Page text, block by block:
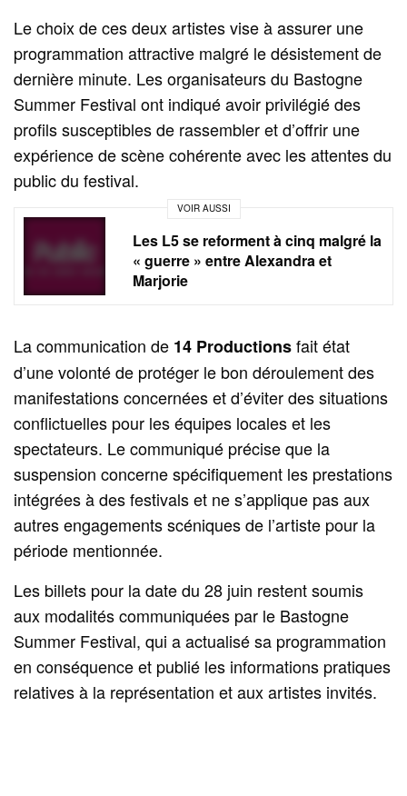
Le choix de ces deux artistes vise à assurer une
programmation attractive malgré le désistement de
dernière minute. Les organisateurs du Bastogne
Summer Festival ont indiqué avoir privilégié des
profils susceptibles de rassembler et d’offrir une
expérience de scène cohérente avec les attentes du
public du festival.
VOIR AUSSI
Les L5 se reforment à cinq malgré la
« guerre » entre Alexandra et
Marjorie
La communication de 14 Productionsfait état
d’une volonté de protéger le bon déroulement des
manifestations concernées et d’éviter des situations
conflictuelles pour les équipes locales et les
spectateurs. Le communiqué précise que la
suspension concerne spécifiquement les prestations
intégrées à des festivals et ne s’applique pas aux
autres engagements scéniques de l’artiste pour la
période mentionnée.
Les billets pour la date du 28 juin restent soumis
aux modalités communiquées par le Bastogne
Summer Festival, qui a actualisé sa programmation
en conséquence et publié les informations pratiques
relatives à la représentation et aux artistes invités.